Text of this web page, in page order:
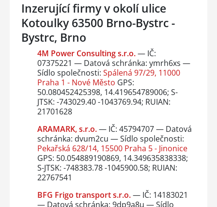
Inzerující firmy v okolí ulice
Kotoulky 63500 Brno-Bystrc -
Bystrc, Brno
4M Power Consulting s.r.o.— IČ:
07375221 — Datová schránka: ymrh6xs —
Sídlo společnosti: Spálená 97/29, 11000
Praha 1 - Nové Město GPS:
50.080452425398, 14.419654789006; S-
JTSK: -743029.40 -1043769.94; RUIAN:
21701628
ARAMARK, s.r.o.— IČ: 45794707 — Datová
schránka: dvum2cu — Sídlo společnosti:
Pekařská 628/14, 15500 Praha 5 - Jinonice
GPS: 50.054889190869, 14.349635838338;
S-JTSK: -748383.78 -1045900.58; RUIAN:
22767541
BFG Frigo transport s.r.o.— IČ: 14183021
— Datová schránka: 9dp9a8u — Sídlo